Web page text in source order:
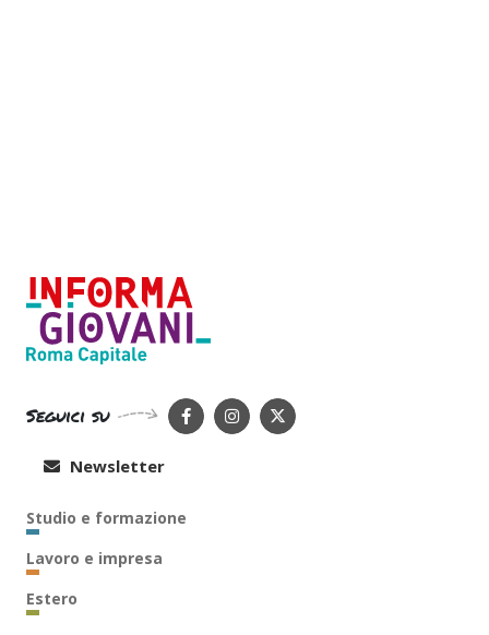
Seguici su
Newsletter
Studio e formazione
Lavoro e impresa
Estero